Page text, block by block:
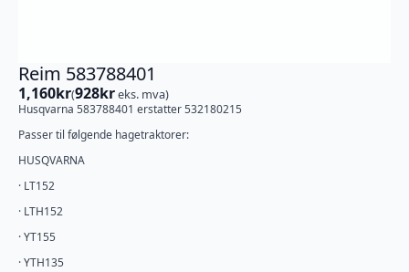
Reim 583788401
1,160kr(928kreks. mva)
Husqvarna 583788401 erstatter 532180215
Passer til følgende hagetraktorer:
HUSQVARNA
· LT152
· LTH152
· YT155
· YTH135